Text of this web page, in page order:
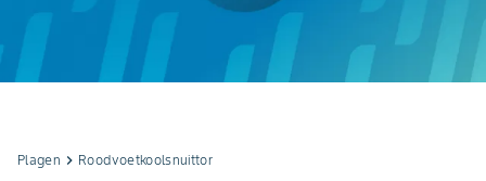
Plagen keyboard_arrow_right Roodvoetkoolsnuittor